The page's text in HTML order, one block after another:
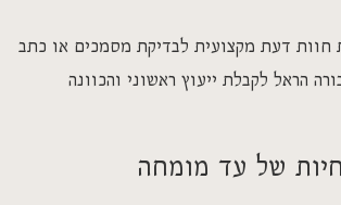
חוות דעת מקצועית לבדיקת מסמכים או כתב
הראל לקבלת ייעוץ ראשוני והכוונה
של עד מומחה